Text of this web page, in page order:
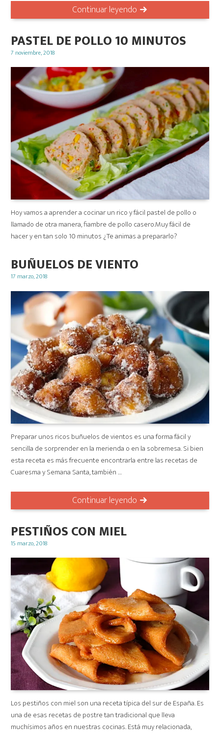
Continuar leyendo
PASTEL DE POLLO 10 MINUTOS
Posted
7 noviembre, 2018
Hoy vamos a aprender a cocinar un rico y fácil pastel de pollo o
llamado de otra manera, fiambre de pollo casero.Muy fácil de
hacer y en tan solo 10 minutos ¿Te animas a prepararlo?
BUÑUELOS DE VIENTO
Posted
17 marzo, 2018
Preparar unos ricos buñuelos de vientos es una forma fácil y
sencilla de sorprender en la merienda o en la sobremesa. Si bien
esta receta es más frecuente encontrarla entre las recetas de
Cuaresma y Semana Santa, también …
Continuar leyendo
PESTIÑOS CON MIEL
Posted
15 marzo, 2018
Los pestiños con miel son una receta típica del sur de España. Es
una de esas recetas de postre tan tradicional que lleva
muchísimos años en nuestras cocinas. Está muy relacionada,